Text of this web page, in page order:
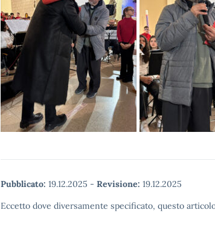
Pubblicato: 19.12.2025 - Revisione: 19.12.2025
Eccetto dove diversamente specificato, questo